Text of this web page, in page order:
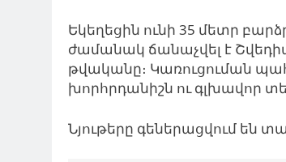
Եկեղեցին ունի 35 մետր
ժամանակ ճանաչվել է
թվականը։ Կառուցուման
խորհրդանիշն ու գլխավոր
Նյութերը գեներացվում են